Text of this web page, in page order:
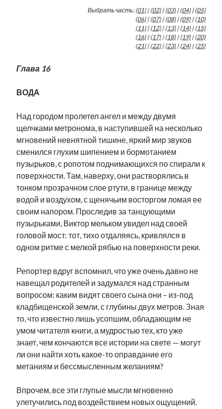
ансиппиада безработица видео война
в поисках здравого смысла выборы высказывание
евросоюз
интервью история кабинетные истории
катри райк кая каллас книга маська нарва
нацменьшинства образование обучение эстонскому
памятники парад клоунов парламент партия поводырь
подкаст потеряны данные программа
рийгикогу россия русский роман
русскоязычное образование сми
стенограмма
экономика
mstalnuhhin@gmail.com
Отзывы и предложения по блогу:
anton.stalnuhhin@gmail.com
Выбрать часть:(01)|(02)|(03)|(04)|(05)
(06)|(07)|(08)|(09)|(10)
(11)|(12)|(13)|(14)|(15)
(16)|(17)|(18)|(19)|(20)
(21)|(22)|(23)|(24)|(25)
Глава 16
ВОДА
Над городом пролетел ангел и между двумя
щелчками метронома, в наступившей на несколько
мгновений невнятной тишине, яркий мир звуков
сменился глухим шипением и бормотанием
пузырьков, с ропотом поднимающихся по спирали к
поверхности. Там, наверху, они растворялись в
тонком прозрачном слое ртути, в границе между
водой и воздухом, с щенячьим восторгом ломая ее
своим напором. Проследив за танцующими
пузырьками, Виктор мельком увидел над своей
головой мост: тот, тихо отдаляясь, кривлялся в
одном ритме с мелкой рябью на поверхности реки.
Репортер вдруг вспомнил, что уже очень давно не
навещал родителей и задумался над странным
вопросом: каким видят своего сына они – из-под
кладбищенской земли, с глубины двух метров. Зная
то, что известно лишь усопшим, обладающим не
умом читателя книги, а мудростью тех, кто уже
знает, чем кончаются все истории на свете — могут
ли они найти хоть какое-то оправдание его
метаниям и бессмысленным желаниям?
Впрочем, все эти глупые мысли мгновенно
улетучились под воздействием новых ощущений.